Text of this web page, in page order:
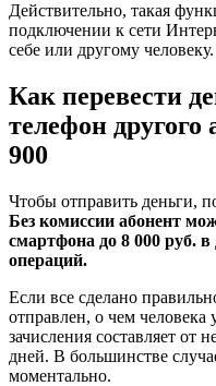
Действительно, такая
подключении к сети
себе или другому
Как перевести
телефон другого
900
Чтобы отправить деньги,
Без комиссии абонент
смартфона до 8 000 руб.
операций.
Если все сделано
отправлен, о чем
зачисления составляет от
дней. В большинстве
моментально.